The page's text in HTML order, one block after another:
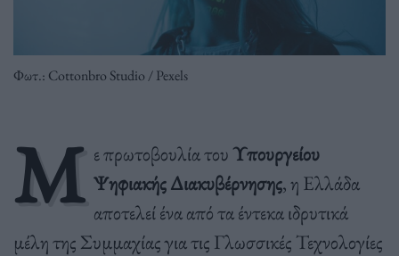
Φωτ.: Cottonbro Studio / Pexels
Μ ε πρωτοβουλία του Υπουργείου
Ψηφιακής Διακυβέρνησης, η Ελλάδα
αποτελεί ένα από τα έντεκα ιδρυτικά
μέλη της Συμμαχίας για τις Γλωσσικές Τεχνολογίες